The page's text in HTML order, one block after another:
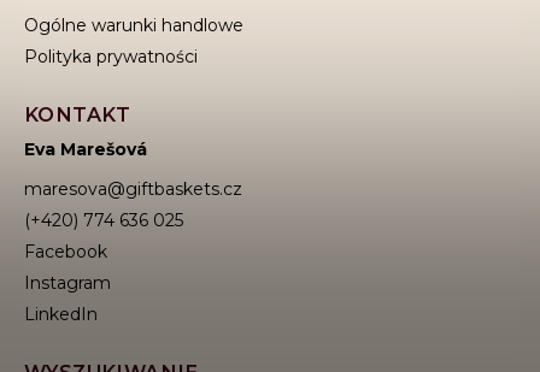
Ogólne warunki handlowe
Polityka prywatności
KONTAKT
Eva Marešová
maresova@giftbaskets.cz
(+420) 774 636 025
Facebook
Instagram